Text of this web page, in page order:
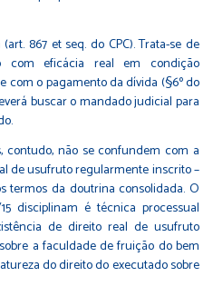
867 et seq. do CPC). Trata-se de
com eficácia real em condição
com o pagamento da dívida (§6º do
buscar o mandado judicial para
contudo, não se confundem com a
de usufruto regularmente inscrito –
termos da doutrina consolidada. O
disciplinam é técnica processual
de direito real de usufruto
a faculdade de fruição do bem
do direito do executado sobre